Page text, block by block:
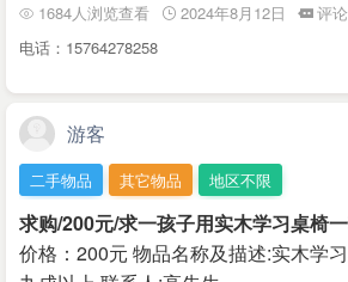
1684人浏览查看 2024年8月12日
评
电话：15764278258
游客
二手物品 其它物品 地区不限
求购/200元/求一孩子用实木学习桌椅
价格：200元 物品名称及描述:实木学